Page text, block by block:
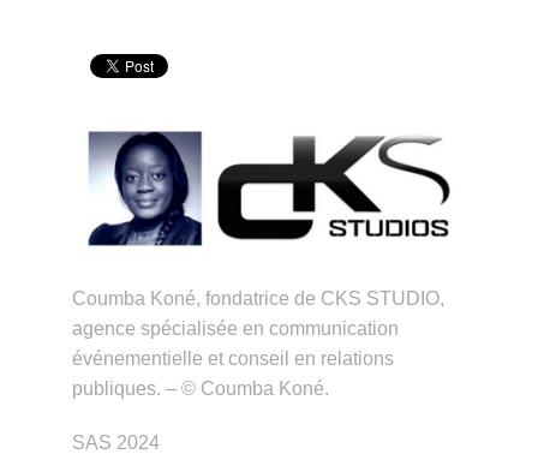
Coumba Koné, fondatrice de CKS STUDIO,
agence spécialisée en communication
événementielle et conseil en relations
publiques. – © Coumba Koné.
SAS 2024